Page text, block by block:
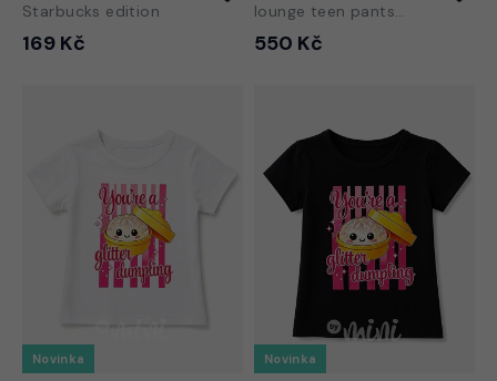
Starbucks edition
169 Kč
lounge teen pants
BLACK
550 Kč
Novinka Novinka